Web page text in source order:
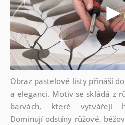
Obraz pastelové listy přináší
a eleganci. Motiv se skládá z
barvách, které vytvářejí
Dominují odstíny růžové,